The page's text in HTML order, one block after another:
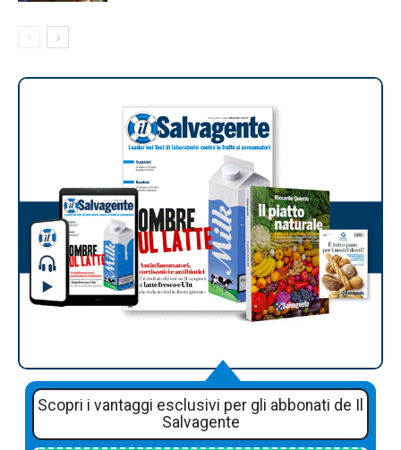
Scopri i vantaggi esclusivi per gli abbonati de Il
Salvagente